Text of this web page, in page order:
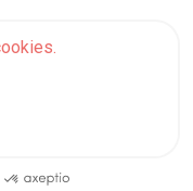
|Protection des données
de ventes